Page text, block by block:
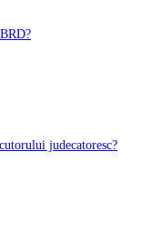
judecatoresc?